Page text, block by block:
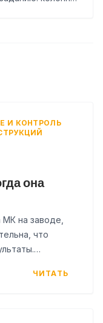
И КОНТРОЛЬ
она
на заводе,
что
ЧИТАТЬ